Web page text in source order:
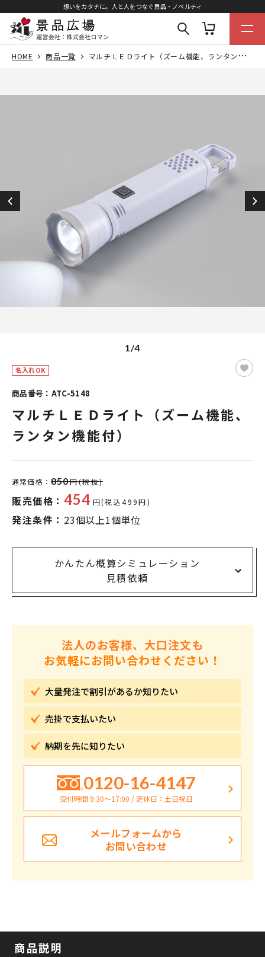
想いをカタチに。人と人をつなぐ景品・ノベルティ
HOME 商品一覧 マルチＬＥＤライト（ズーム機能、ランタン機能付）
1/4
名入れOK
商品番号：ATC-5148
マルチＬＥＤライト（ズーム機能、
ランタン機能付）
通常価格： 850円(税抜)
販売価格： 454 円(税込499円)
発注条件： 23個以上1個単位
かんたん概算シミュレーション
見積依頼
法人のお客様、大口注文も
お気軽にお問い合わせください！
大量発注で割引があるか知りたい
売掛で支払いたい
納期を先に知りたい
0120-16-4147
受付時間 9:30〜17:00 / 定休日：土日祝日
メールフォームから
お問い合わせ
商品説明